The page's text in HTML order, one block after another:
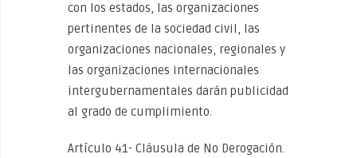
con los estados, las organizaciones
pertinentes de la sociedad civil, las
organizaciones nacionales, regionales y
las organizaciones internacionales
intergubernamentales darán publicidad
al grado de cumplimiento.
Artículo 41- Cláusula de No Derogación.